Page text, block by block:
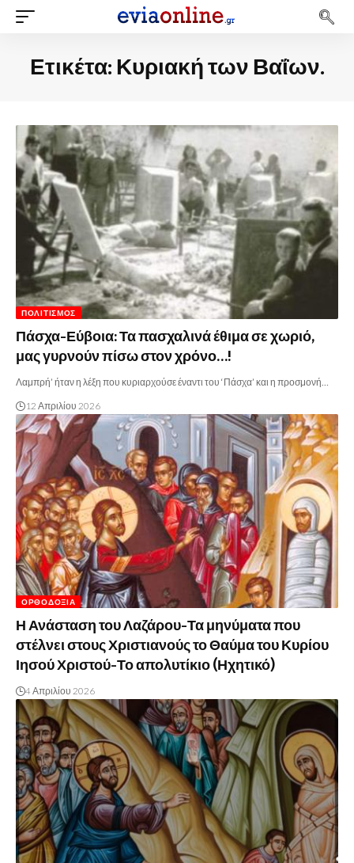
Ετικέτα: Κυριακή των Βαΐων.
ΠΟΛΙΤΙΣΜΌΣ
Πάσχα-Εύβοια: Τα πασχαλινά έθιμα σε χωριό,
μας γυρνούν πίσω στον χρόνο…!
Λαμπρή’ ήταν η λέξη που κυριαρχούσε έναντι του ‘Πάσχα’ και η προσμονή…
12 Απριλίου 2026
ΟΡΘΟΔΟΞΊΑ
Η Ανάσταση του Λαζάρου-Τα μηνύματα που
στέλνει στους Χριστιανούς το Θαύμα του Κυρίου
Ιησού Χριστού-Το απολυτίκιο (Ηχητικό)
4 Απριλίου 2026